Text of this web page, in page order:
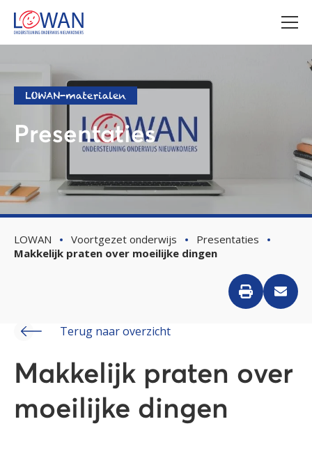
LOWAN-materialen
Presentaties
LOWAN Voortgezet onderwijs
Presentaties
Makkelijk praten over moeilijke dingen
Terug naar overzicht
Makkelijk praten over
moeilijke dingen